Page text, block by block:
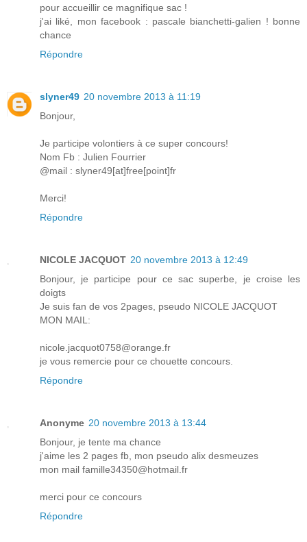
pour accueillir ce magnifique sac !
j'ai liké, mon facebook : pascale bianchetti-galien ! bonne
chance
Répondre
slyner49 20 novembre 2013 à 11:19
Bonjour,
Je participe volontiers à ce super concours!
Nom Fb : Julien Fourrier
@mail : slyner49[at]free[point]fr
Merci!
Répondre
NICOLE JACQUOT 20 novembre 2013 à 12:49
Bonjour, je participe pour ce sac superbe, je croise les
doigts
Je suis fan de vos 2pages, pseudo NICOLE JACQUOT
MON MAIL:
nicole.jacquot0758@orange.fr
je vous remercie pour ce chouette concours.
Répondre
Anonyme 20 novembre 2013 à 13:44
Bonjour, je tente ma chance
j'aime les 2 pages fb, mon pseudo alix desmeuzes
mon mail famille34350@hotmail.fr
merci pour ce concours
Répondre